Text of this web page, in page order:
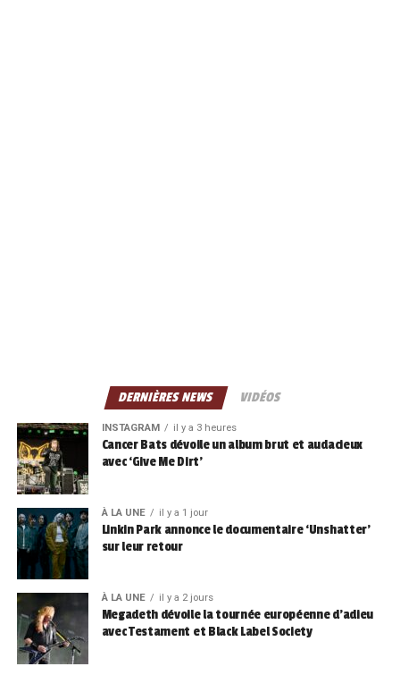
DERNIÈRES NEWS VIDÉOS
INSTAGRAM il y a 3 heures
Cancer Bats dévoile un album brut et audacieux
avec ‘Give Me Dirt’
À LA UNE il y a 1 jour
Linkin Park annonce le documentaire ‘Unshatter’
sur leur retour
À LA UNE il y a 2 jours
Megadeth dévoile la tournée européenne d’adieu
avec Testament et Black Label Society